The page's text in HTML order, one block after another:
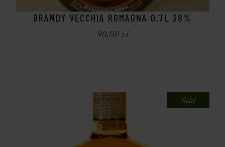
BRANDY VECCHIA ROMAGNA 0,7L 38%
90,00zł
Sold